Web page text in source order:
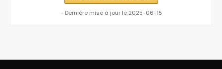
- Dernière mise à jour le 2025-06-15